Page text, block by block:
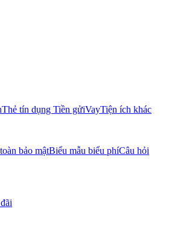
Thẻ tín dụng Tiền gửiVayTiện ích khác
bảo mậtBiểu mẫu biểu phíCâu hỏi